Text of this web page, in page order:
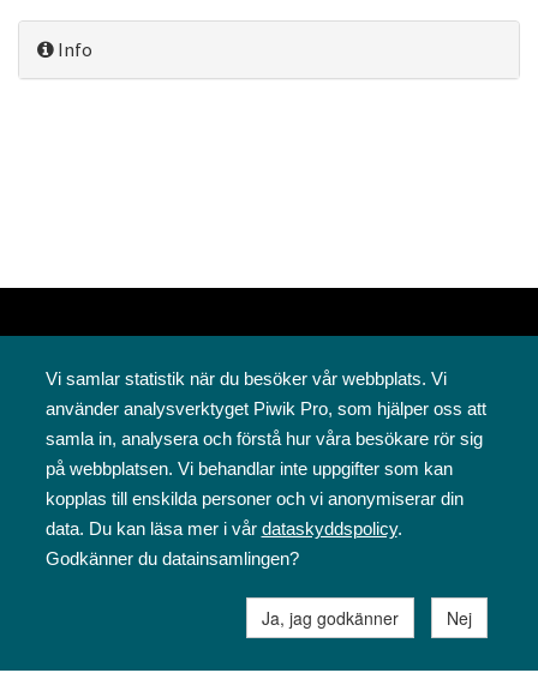
Info
Svenska folkskolans vänner rf
Annegatan 12
00120 Helsingfors
09 6844 570
sfv@sfv.fi
Vi samlar statistik när du besöker vår webbplats. Vi
använder analysverktyget Piwik Pro, som hjälper oss att
samla in, analysera och förstå hur våra besökare rör sig
på webbplatsen. Vi behandlar inte uppgifter som kan
kopplas till enskilda personer och vi anonymiserar din
data. Du kan läsa mer i vår dataskyddspolicy.
Godkänner du datainsamlingen?
Ja, jag godkänner Nej